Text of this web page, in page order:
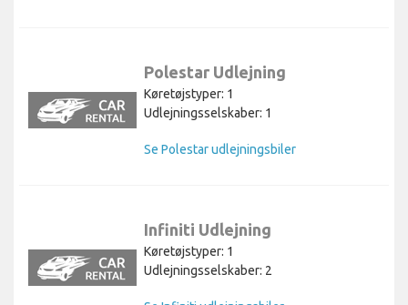
Polestar Udlejning
Køretøjstyper: 1
Udlejningsselskaber: 1
Se Polestar udlejningsbiler
Infiniti Udlejning
Køretøjstyper: 1
Udlejningsselskaber: 2